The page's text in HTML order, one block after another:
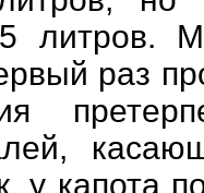
литров.
раз
у капота